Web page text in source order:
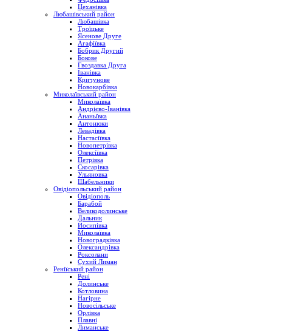
Цеханівка
Любашівський район
Любашівка
Троїцьке
Ясенове Друге
Агафіївка
Бобрик Другий
Бокове
Гвоздавка Друга
Іванівка
Кричунове
Новокарбівка
Миколаївський район
Миколаївка
Андрієво-Іванівка
Ананьївка
Антонюки
Левадівка
Настасіївка
Новопетрівка
Олексіївка
Петрівка
Скосарівка
Ульяновка
Шабельники
Овідіопольський район
Овідіополь
Барабой
Великодолинське
Дальник
Йосипівка
Миколаївка
Новоградківка
Олександрівка
Роксолани
Сухий Лиман
Реніїський район
Рені
Долинське
Котловина
Нагірне
Новосільське
Орлівка
Плавні
Лиманське